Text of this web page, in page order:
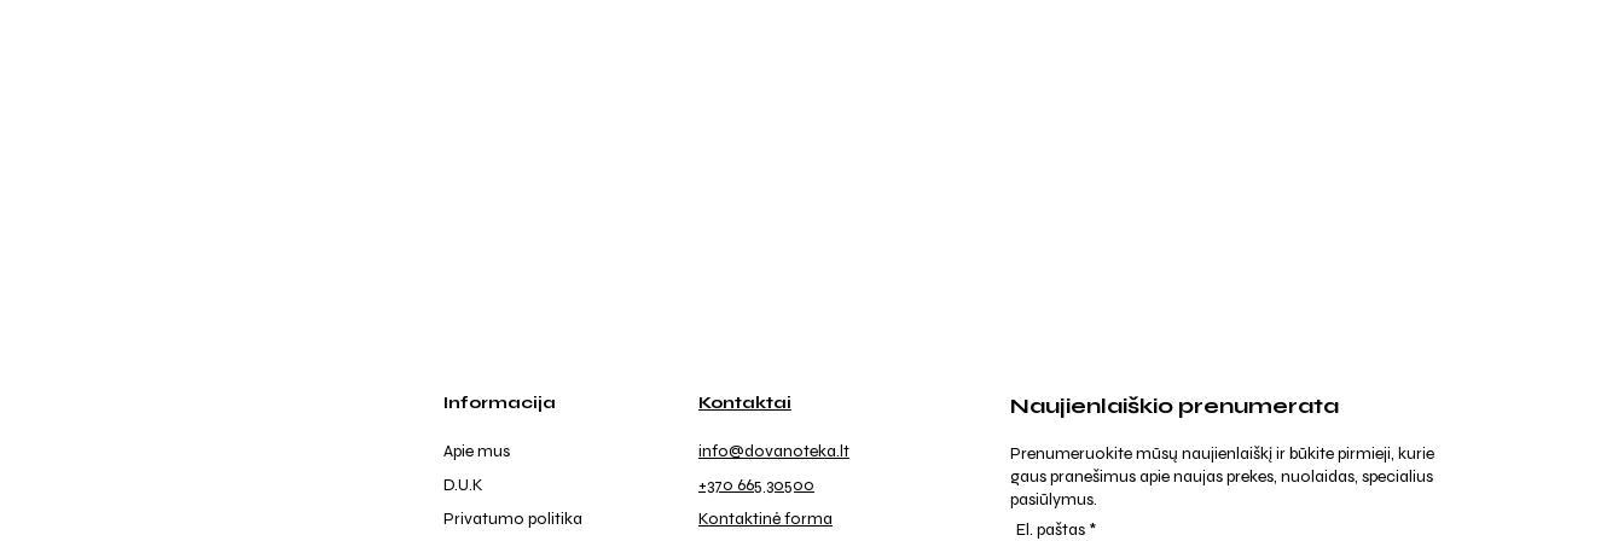
Informacija
Apie mus
D.U.K
Privatumo politika
Kontaktai
info@dovanoteka.lt
+370 665 30500
Kontaktinė forma
Naujienlaiškio prenumerata
Prenumeruokite mūsų naujienlaiškį ir būkite pirmieji, kurie
gaus pranešimus apie naujas prekes, nuolaidas, specialius
pasiūlymus.
El. paštas